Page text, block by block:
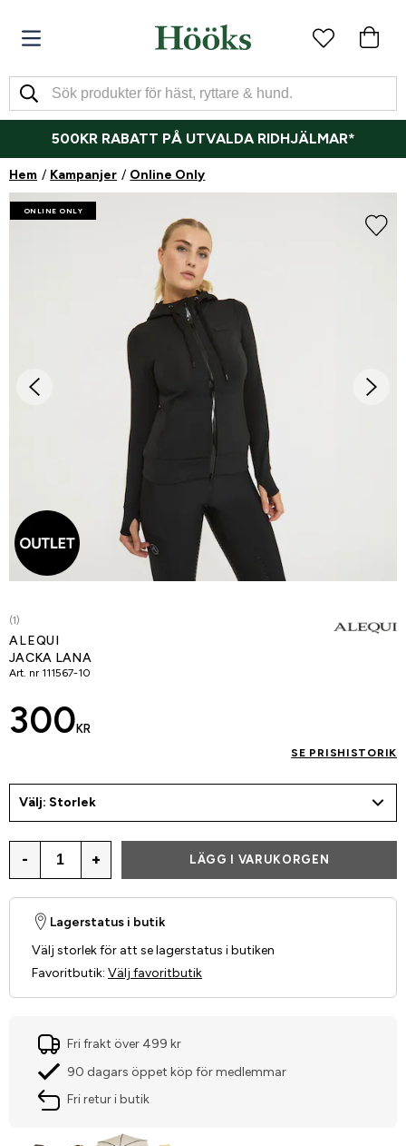
500KR RABATT PÅ UTVALDA RIDHJÄLMAR*
Hem Kampanjer Online Only
ONLINE ONLY
(1)
ALEQUI
JACKA LANA
Art. nr 111567-10
300 KR
SE PRISHISTORIK
Välj: Storlek
- + LÄGG I VARUKORGEN
Lagerstatus i butik
Välj storlek för att se lagerstatus i butiken
Favoritbutik: Välj favoritbutik
Fri frakt över 499 kr
90 dagars öppet köp för medlemmar
Fri retur i butik